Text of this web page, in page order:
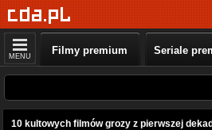
MENU Filmy premium Seriale
10 kultowych filmów grozy z pierwszej